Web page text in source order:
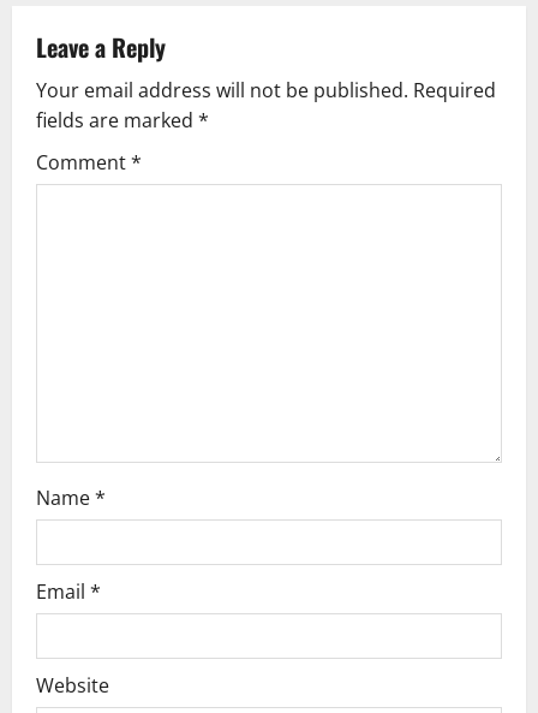
Leave a Reply
Your email address will not be published. Required
fields are marked *
Comment*
Name*
Email *
Website